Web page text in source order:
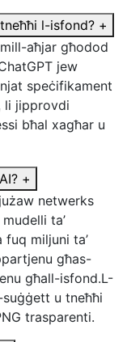
l-isfond? +
aħjar għodod
jew
speċifikament
li jipprovdi
bħal xagħar u
+
netwerks
ta’
miljuni ta’
għas-
għall-isfond.L-
u tneħħi
trasparenti.